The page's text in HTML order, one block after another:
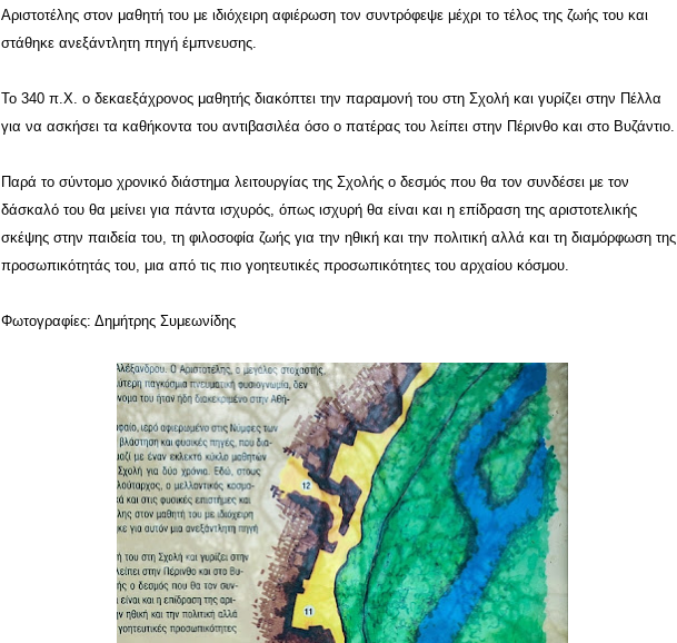
Αριστοτέλης στον μαθητή του με ιδιόχειρη αφιέρωση τον συντρόφεψε μέχρι το τέλος της ζωής του και
στάθηκε ανεξάντλητη πηγή έμπνευσης.
Το 340 π.Χ. ο δεκαεξάχρονος μαθητής διακόπτει την παραμονή του στη Σχολή και γυρίζει στην Πέλλα
για να ασκήσει τα καθήκοντα του αντιβασιλέα όσο ο πατέρας του λείπει στην Πέρινθο και στο Βυζάντιο.
Παρά το σύντομο χρονικό διάστημα λειτουργίας της Σχολής ο δεσμός που θα τον συνδέσει με τον
δάσκαλό του θα μείνει για πάντα ισχυρός, όπως ισχυρή θα είναι και η επίδραση της αριστοτελικής
σκέψης στην παιδεία του, τη φιλοσοφία ζωής για την ηθική και την πολιτική αλλά και τη διαμόρφωση της
προσωπικότητάς του, μια από τις πιο γοητευτικές προσωπικότητες του αρχαίου κόσμου.
Φωτογραφίες: Δημήτρης Συμεωνίδης